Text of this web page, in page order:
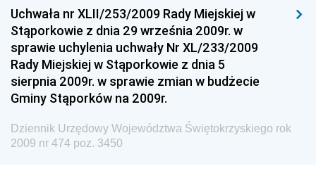
Dziennik Urzędowy Ministra Sportu
Dziennik Urzędowy Ministra Funduszy i Polityki
Regionalnej
Dziennik Urzędowy Ministra Aktywów Państwowych
Dziennik Urzędowy Ministra Zdrowia
Dziennik Urzędowy Ministra Środowiska i Głównego
Inspektora Ochrony Środowiska
Uchwała nr XLII/253/2009 Rady Miejskiej w
Stąporkowie z dnia 29 września 2009r. w
sprawie uchylenia uchwały Nr XL/233/2009
Rady Miejskiej w Stąporkowie z dnia 5
sierpnia 2009r. w sprawie zmian w budżecie
Gminy Stąporków na 2009r.
Dziennik Urzędowy Województwa Świętokrzyskiego rok
2009 nr 474 poz. 3450